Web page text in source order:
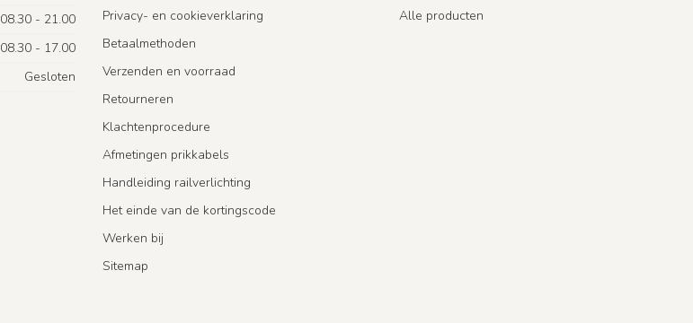
08.30 - 21.00
08.30 - 17.00
Gesloten
Privacy- en cookieverklaring
Betaalmethoden
Verzenden en voorraad
Retourneren
Klachtenprocedure
Afmetingen prikkabels
Handleiding railverlichting
Het einde van de kortingscode
Werken bij
Sitemap
Alle producten